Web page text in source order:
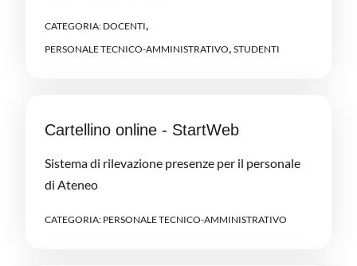
CATEGORIA: DOCENTI,
PERSONALE TECNICO-AMMINISTRATIVO, STUDENTI
Cartellino online - StartWeb
Sistema di rilevazione presenze per il personale
di Ateneo
CATEGORIA: PERSONALE TECNICO-AMMINISTRATIVO